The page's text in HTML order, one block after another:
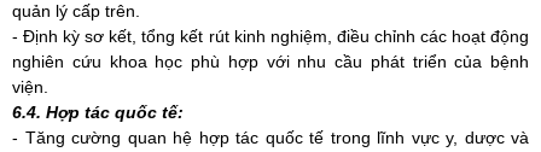
quản lý cấp trên.
- Định kỳ sơ kết, tổng kết rút kinh nghiệm, điều chỉnh các hoạt động
nghiên cứu khoa học phù hợp với nhu cầu phát triển của bệnh
viện.
6.4. Hợp tác quốc tế:
- Tăng cường quan hệ hợp tác quốc tế trong lĩnh vực y, dược và